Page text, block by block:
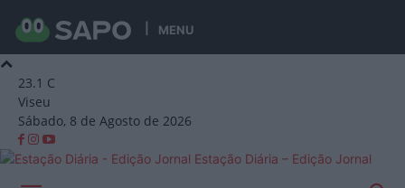
MENU
23.1 C
Viseu
Sábado, 8 de Agosto de 2026
Estação Diária – Edição Jornal